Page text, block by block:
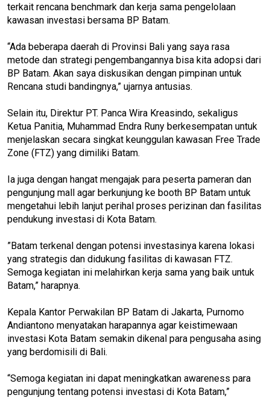
terkait rencana benchmark dan kerja sama pengelolaan
kawasan investasi bersama BP Batam.
“Ada beberapa daerah di Provinsi Bali yang saya rasa
metode dan strategi pengembangannya bisa kita adopsi dari
BP Batam. Akan saya diskusikan dengan pimpinan untuk
Rencana studi bandingnya,” ujarnya antusias.
Selain itu, Direktur PT. Panca Wira Kreasindo, sekaligus
Ketua Panitia, Muhammad Endra Runy berkesempatan untuk
menjelaskan secara singkat keunggulan kawasan Free Trade
Zone (FTZ) yang dimiliki Batam.
Ia juga dengan hangat mengajak para peserta pameran dan
pengunjung mall agar berkunjung ke booth BP Batam untuk
mengetahui lebih lanjut perihal proses perizinan dan fasilitas
pendukung investasi di Kota Batam.
”Batam terkenal dengan potensi investasinya karena lokasi
yang strategis dan didukung fasilitas di kawasan FTZ.
Semoga kegiatan ini melahirkan kerja sama yang baik untuk
Batam,” harapnya.
Kepala Kantor Perwakilan BP Batam di Jakarta, Purnomo
Andiantono menyatakan harapannya agar keistimewaan
investasi Kota Batam semakin dikenal para pengusaha asing
yang berdomisili di Bali.
“Semoga kegiatan ini dapat meningkatkan awareness para
pengunjung tentang potensi investasi di Kota Batam,”